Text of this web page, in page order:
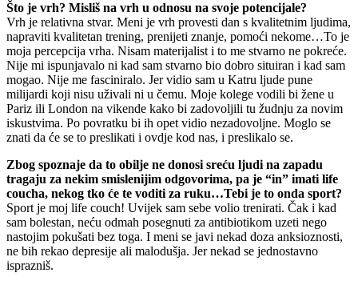
Što je vrh? Misliš na vrh u odnosu na svoje potencijale?
Vrh je relativna stvar. Meni je vrh provesti dan s kvalitetnim ljudima,
napraviti kvalitetan trening, prenijeti znanje, pomoći nekome…To je
moja percepcija vrha. Nisam materijalist i to me stvarno ne pokreće.
Nije mi ispunjavalo ni kad sam stvarno bio dobro situiran i kad sam
mogao. Nije me fasciniralo. Jer vidio sam u Katru ljude pune
milijardi koji nisu uživali ni u čemu. Moje kolege vodili bi žene u
Pariz ili London na vikende kako bi zadovoljili tu žudnju za novim
iskustvima. Po povratku bi ih opet vidio nezadovoljne. Moglo se
znati da će se to preslikati i ovdje kod nas, i preslikalo se.
Zbog spoznaje da to obilje ne donosi sreću ljudi na zapadu
tragaju za nekim smislenijim odgovorima, pa je “in” imati life
coucha, nekog tko će te voditi za ruku…Tebi je to onda sport?
Sport je moj life couch! Uvijek sam sebe volio trenirati. Čak i kad
sam bolestan, neću odmah posegnuti za antibiotikom uzeti nego
nastojim pokušati bez toga. I meni se javi nekad doza anksioznosti,
ne bih rekao depresije ali malodušja. Jer nekad se jednostavno
isprazniš.